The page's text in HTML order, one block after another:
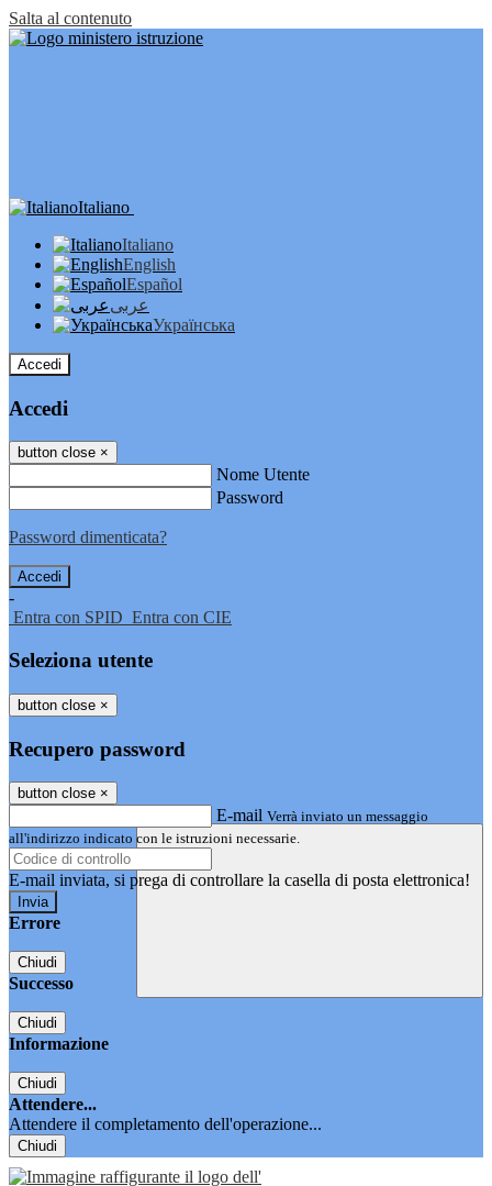
Salta al contenuto
Italiano
Italiano
English
Español
عربى
Українська
Accedi
Accedi
button close ×
Nome Utente
Password
Password dimenticata?
-
Entra con SPID Entra con CIE
Seleziona utente
button close ×
Recupero password
button close ×
E-mail Verrà inviato un messaggio
all'indirizzo indicato con le istruzioni necessarie.
E-mail inviata, si prega di controllare la casella di posta elettronica!
Errore
Chiudi
Successo
Chiudi
Informazione
Chiudi
Attendere...
Attendere il completamento dell'operazione...
Chiudi